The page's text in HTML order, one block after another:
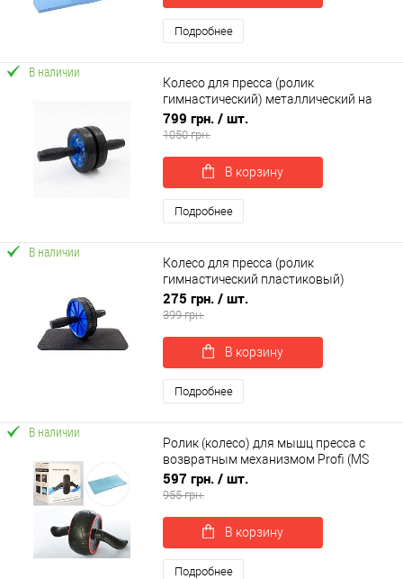
Подробнее
В наличии
Колесо для пресса (ролик
гимнастический) металлический на
подшипнике усиленный двойной
OSPORT Pro+ (OF-0092)
799 грн. / шт.
1050 грн.
В корзину
Подробнее
В наличии
Колесо для пресса (ролик
гимнастический пластиковый)
тренажер для пресса OSPORT Lite+ (OF-
0228)
275 грн. / шт.
399 грн.
В корзину
Подробнее
В наличии
Ролик (колесо) для мышц пресса с
возвратным механизмом Profi (MS
2211)
597 грн. / шт.
955 грн.
В корзину
Подробнее